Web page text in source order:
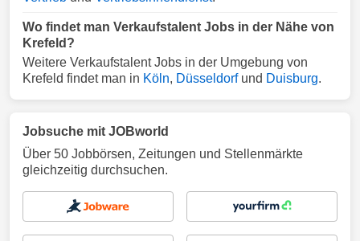
Wo findet man Verkaufstalent Jobs in der Nähe von
Krefeld?
Weitere Verkaufstalent Jobs in der Umgebung von
Krefeld findet man in Köln, Düsseldorfund Duisburg.
Jobsuche mit JOBworld
Über 50 Jobbörsen, Zeitungen und Stellenmärkte
gleichzeitig durchsuchen.